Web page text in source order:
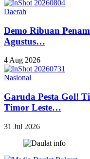
Daerah
Demo Ribuan
Agustus…
4 Aug 2026
Nasional
Garuda Pesta Gol!
Timor Leste…
31 Jul 2026